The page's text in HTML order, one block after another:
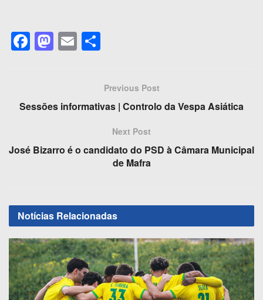
F
a
e
b
o
M
a
o
d
n
E
m
ar
ePrevious Post
Sessões informativas | Controlo da Vespa Asiática
Next Post
José Bizarro é o candidato do PSD à Câmara Municipal
de Mafra
Notícias Relacionadas